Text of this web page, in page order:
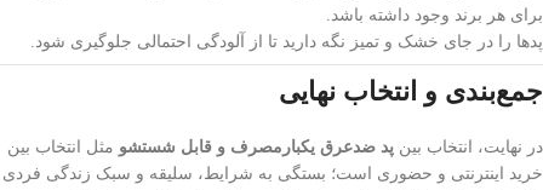
برای هر برند وجود داشته باشد.
پدها را در جای خشک و تمیز نگه دارید تا از آلودگی احتمالی جلوگیری شود.
جمع‌بندی و انتخاب نهایی
در نهایت، انتخاب بین پد ضدعرق یکبارمصرف و قابل شستشو مثل انتخاب بین
خرید اینترنتی و حضوری است؛ بستگی به شرایط، سلیقه و سبک زندگی فردی